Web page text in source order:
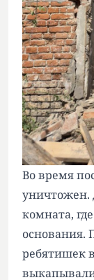
Во время
уничтожен.
комната,
основания.
ребятишек